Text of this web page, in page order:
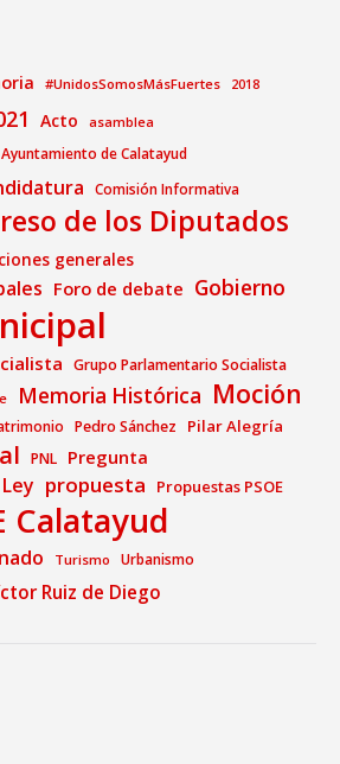
#UnidosSomosMásFuertes 2018
Acto asamblea
Ayuntamiento de Calatayud
Comisión Informativa
de los Diputados
generales
Foro de debate Gobierno
Grupo Parlamentario Socialista
Memoria Histórica Moción
Pedro Sánchez Pilar Alegría
PNL Pregunta
propuesta Propuestas PSOE
Calatayud
Turismo Urbanismo
Ruiz de Diego